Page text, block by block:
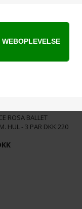
ROSA BALLET
HUL - 3 PAR DKK 220